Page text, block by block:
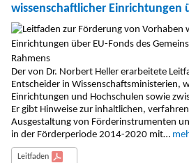
wissenschaftlicher Einrichtungen
Gemeinsamen Strategischen
Der von Dr. Norbert Heller erarbeitete
Entscheider in Wissenschaftsministerien,
Einrichtungen und Hochschulen sowie
Er gibt Hinweise zur inhaltlichen,
Ausgestaltung von Förderinstrumenten
in der Förderperiode 2014-2020 mit…
Leitfaden